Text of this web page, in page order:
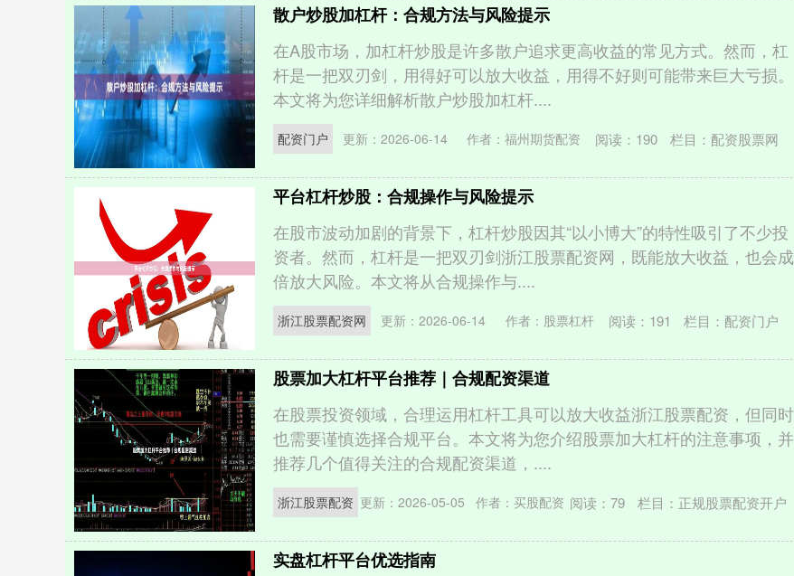
散户炒股加杠杆：合规方法与风险提示
在A股市场，加杠杆炒股是许多散户追求更高收益的常见方式。然而，杠
杆是一把双刃剑，用得好可以放大收益，用得不好则可能带来巨大亏损。
本文将为您详细解析散户炒股加杠杆....
配资门户 更新：2026-06-14 作者：福州期货配资 阅读： 190 栏目： 配资股票网
平台杠杆炒股：合规操作与风险提示
在股市波动加剧的背景下，杠杆炒股因其“以小博大”的特性吸引了不少投
资者。然而，杠杆是一把双刃剑浙江股票配资网，既能放大收益，也会成
倍放大风险。本文将从合规操作与....
浙江股票配资网 更新：2026-06-14 作者：股票杠杆 阅读： 191 栏目： 配资门户
股票加大杠杆平台推荐｜合规配资渠道
在股票投资领域，合理运用杠杆工具可以放大收益浙江股票配资，但同时
也需要谨慎选择合规平台。本文将为您介绍股票加大杠杆的注意事项，并
推荐几个值得关注的合规配资渠道，....
浙江股票配资 更新：2026-05-05 作者：买股配资 阅读：79 栏目： 正规股票配资开户
实盘杠杆平台优选指南